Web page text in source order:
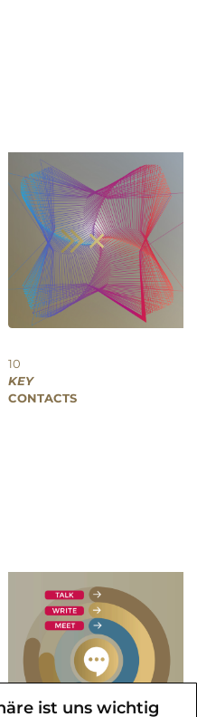
ist uns wichtig
10
KEY
CONTACTS